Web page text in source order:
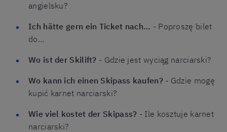
angielsku?
Ich hätte gern ein Ticket nach… - Poproszę bilet
do…
Wo ist der Skilift? - Gdzie jest wyciąg narciarski?
Wo kann ich einen Skipass kaufen? - Gdzie mogę
kupić karnet narciarski?
Wie viel kostet der Skipass? - Ile kosztuje karnet
narciarski?